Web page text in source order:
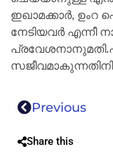
ഇഖാമക്കാർ, ഉംറ
നേടിയവർ എന്നീ
Previous
Share this